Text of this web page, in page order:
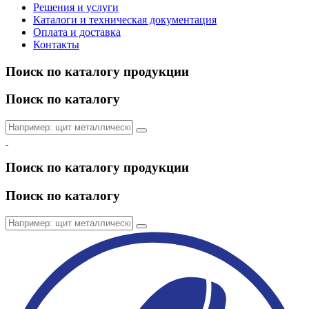
Решения и услуги
Каталоги и техническая документация
Оплата и доставка
Контакты
Поиск по каталогу продукции
Поиск по каталогу
Поиск по каталогу продукции
Поиск по каталогу